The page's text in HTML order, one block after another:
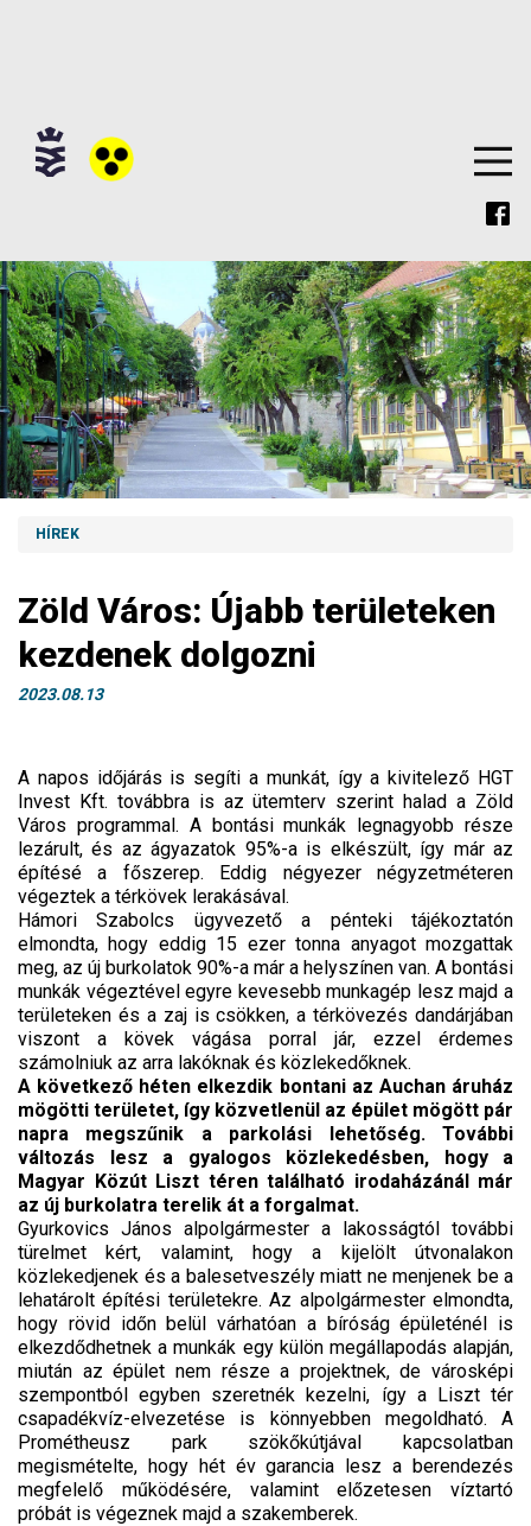
HÍREK
Zöld Város: Újabb területeken
kezdenek dolgozni
2023.08.13
A napos időjárás is segíti a munkát, így a kivitelező HGT
Invest Kft. továbbra is az ütemterv szerint halad a Zöld
Város programmal. A bontási munkák legnagyobb része
lezárult, és az ágyazatok 95%-a is elkészült, így már az
építésé a főszerep. Eddig négyezer négyzetméteren
végeztek a térkövek lerakásával.
Hámori Szabolcs ügyvezető a pénteki tájékoztatón
elmondta, hogy eddig 15 ezer tonna anyagot mozgattak
meg, az új burkolatok 90%-a már a helyszínen van. A bontási
munkák végeztével egyre kevesebb munkagép lesz majd a
területeken és a zaj is csökken, a térkövezés dandárjában
viszont a kövek vágása porral jár, ezzel érdemes
számolniuk az arra lakóknak és közlekedőknek.
A következő héten elkezdik bontani az Auchan áruház
mögötti területet, így közvetlenül az épület mögött pár
napra megszűnik a parkolási lehetőség. További
változás lesz a gyalogos közlekedésben, hogy a
Magyar Közút Liszt téren található irodaházánál már
az új burkolatra terelik át a forgalmat.
Gyurkovics János alpolgármester a lakosságtól további
türelmet kért, valamint, hogy a kijelölt útvonalakon
közlekedjenek és a balesetveszély miatt ne menjenek be a
lehatárolt építési területekre. Az alpolgármester elmondta,
hogy rövid időn belül várhatóan a bíróság épületénél is
elkezdődhetnek a munkák egy külön megállapodás alapján,
miután az épület nem része a projektnek, de városképi
szempontból egyben szeretnék kezelni, így a Liszt tér
csapadékvíz-elvezetése is könnyebben megoldható. A
Prométheusz park szökőkútjával kapcsolatban
megismételte, hogy hét év garancia lesz a berendezés
megfelelő működésére, valamint előzetesen víztartó
próbát is végeznek majd a szakemberek.